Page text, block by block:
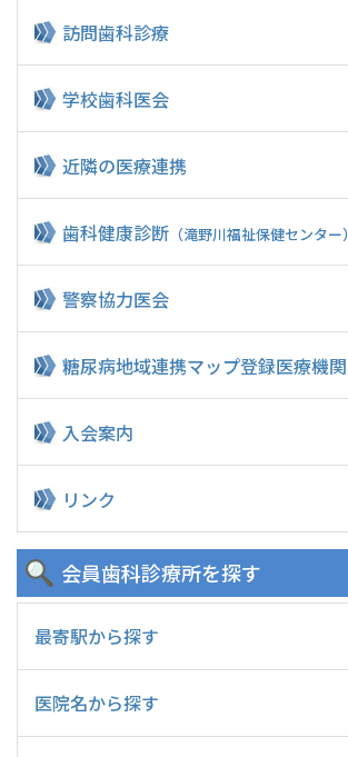
訪問歯科診療
学校歯科医会
近隣の医療連携
歯科健康診断 （滝野川福祉保健センター）
警察協力医会
糖尿病地域連携マップ登録医療機関
入会案内
リンク
会員歯科診療所を探す
最寄駅から探す
医院名から探す